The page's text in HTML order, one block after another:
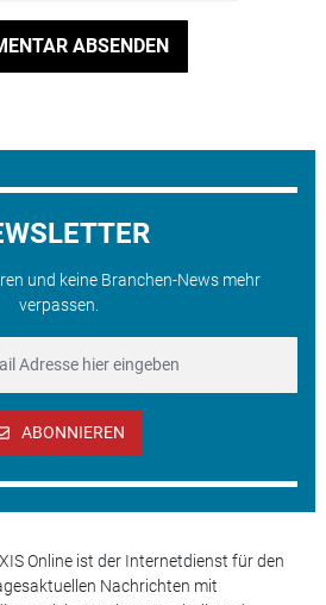
ABSENDEN
und keine Branchen-News mehr
verpassen.
ABONNIEREN
Online ist der Internetdienst für den
Nachrichten mit